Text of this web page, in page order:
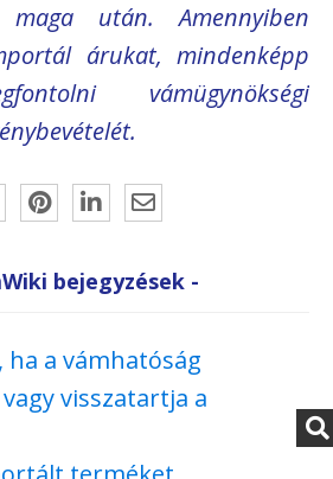
után. Amennyiben
árukat, mindenképp
vámügynökségi
bejegyzések -
ha a vámhatóság
visszatartja a